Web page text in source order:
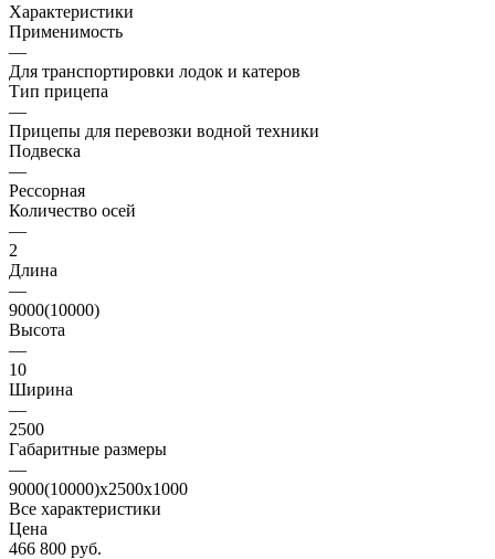
Характеристики
Применимость
—
Для транспортировки лодок и катеров
Тип прицепа
—
Прицепы для перевозки водной техники
Подвеска
—
Рессорная
Количество осей
—
2
Длина
—
9000(10000)
Высота
—
10
Ширина
—
2500
Габаритные размеры
—
9000(10000)х2500х1000
Все характеристики
Цена
466 800 руб.